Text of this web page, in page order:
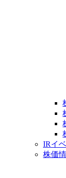
IRイ
株価